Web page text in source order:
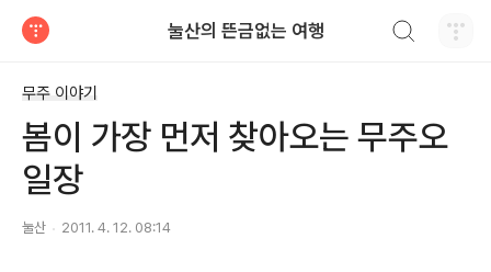
눌산의 뜬금없는 여행
무주 이야기
봄이 가장 먼저 찾아오는 무주오
일장
눌산 2011. 4. 12. 08:14